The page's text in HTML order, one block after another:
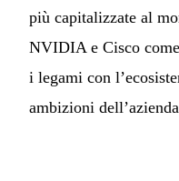
più capitalizzate al
NVIDIA e Cisco
i legami con
ambizioni